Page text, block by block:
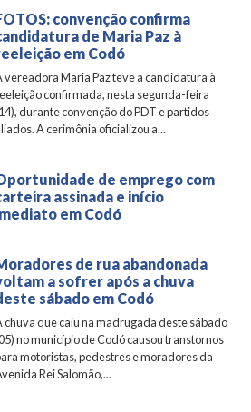
convenção confirma
de Maria Paz à
em Codó
vereadora Maria Paz teve a candidatura à
confirmada, nesta segunda-feira
durante convenção do PDT e partidos
A cerimônia oficializou a...
de emprego com
assinada e início
em Codó
de rua abandonada
a sofrer após a chuva
sábado em Codó
chuva que caiu na madrugada deste sábado
no município de Codó causou transtornos
motoristas, pedestres e moradores da
Rei Salomão,...